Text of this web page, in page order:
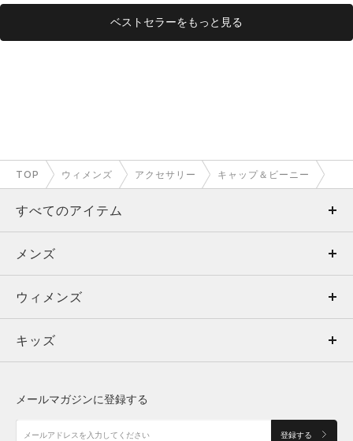
ベストセラーをもっと見る
TOP ウィメンズ アクセサリー キャップ＆ビーニー
すべてのアイテム
メンズ
ウィメンズ
キッズ
アクセサリー
メンズ
トップス
ボトムス
アクセサリー
ウィメンズ
トップス
シューズ
キッズ
メールマガジンに登録する
登録する